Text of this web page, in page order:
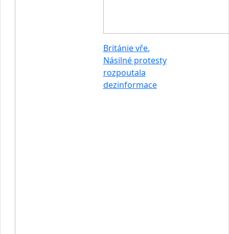
Británie vře.
Násilné protesty
rozpoutala
dezinformace